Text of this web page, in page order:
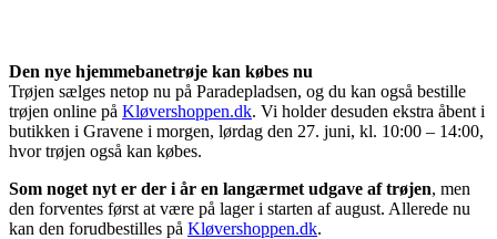
Den nye hjemmebanetrøje kan købes nu
Trøjen sælges netop nu på Paradepladsen, og du kan også bestille
trøjen online på Kløvershoppen.dk. Vi holder desuden ekstra åbent i
butikken i Gravene i morgen, lørdag den 27. juni, kl. 10:00 – 14:00,
hvor trøjen også kan købes.
Som noget nyt er der i år en langærmet udgave af trøjen, men
den forventes først at være på lager i starten af august. Allerede nu
kan den forudbestilles på Kløvershoppen.dk.